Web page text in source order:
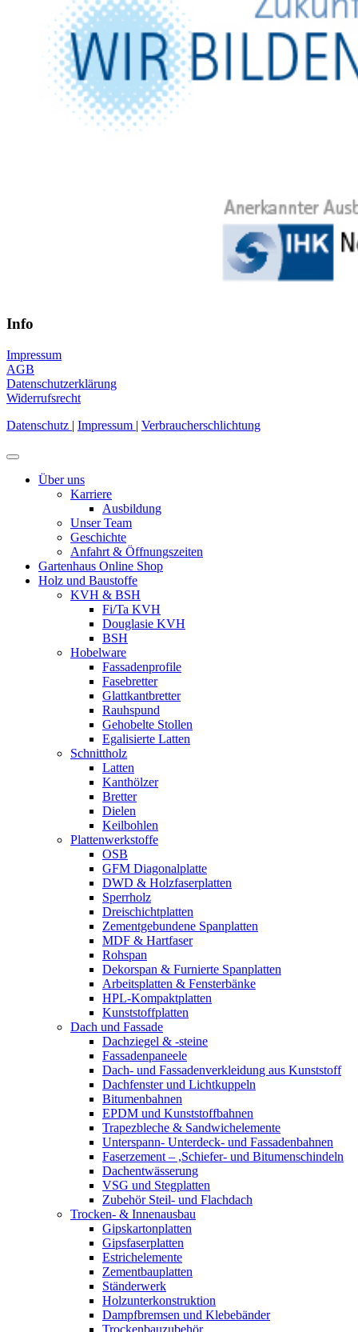
Info
Impressum
AGB
Datenschutzerklärung
Widerrufsrecht
Datenschutz | Impressum | Verbraucherschlichtung
Über uns
Karriere
Ausbildung
Unser Team
Geschichte
Anfahrt & Öffnungszeiten
Gartenhaus Online Shop
Holz und Baustoffe
KVH & BSH
Fi/Ta KVH
Douglasie KVH
BSH
Hobelware
Fassadenprofile
Fasebretter
Glattkantbretter
Rauhspund
Gehobelte Stollen
Egalisierte Latten
Schnittholz
Latten
Kanthölzer
Bretter
Dielen
Keilbohlen
Plattenwerkstoffe
OSB
GFM Diagonalplatte
DWD & Holzfaserplatten
Sperrholz
Dreischichtplatten
Zementgebundene Spanplatten
MDF & Hartfaser
Rohspan
Dekorspan & Furnierte Spanplatten
Arbeitsplatten & Fensterbänke
HPL-Kompaktplatten
Kunststoffplatten
Dach und Fassade
Dachziegel & -steine
Fassadenpaneele
Dach- und Fassadenverkleidung aus Kunststoff
Dachfenster und Lichtkuppeln
Bitumenbahnen
EPDM und Kunststoffbahnen
Trapezbleche & Sandwichelemente
Unterspann- Unterdeck- und Fassadenbahnen
Faserzement – ,Schiefer- und Bitumenschindeln
Dachentwässerung
VSG und Stegplatten
Zubehör Steil- und Flachdach
Trocken- & Innenausbau
Gipskartonplatten
Gipsfaserplatten
Estrichelemente
Zementbauplatten
Ständerwerk
Holzunterkonstruktion
Dampfbremsen und Klebebänder
Trockenbauzubehör